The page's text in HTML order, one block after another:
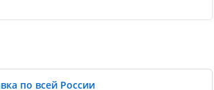
по всей России